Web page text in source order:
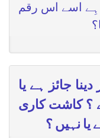
ہِے اسے اس رقم
جائز ہے یا
؟ کاشت کاری
یا نہیں ؟